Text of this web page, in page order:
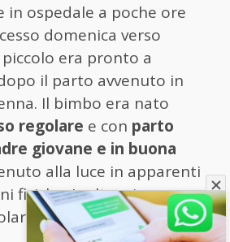
in ospedale a poche ore
domenica verso
era pronto a
il parto avvenuto in
Il bimbo era nato
regolare e con parto
giovane e in buona
alla luce in apparenti
fisiche. Inoltre si
dal seno.